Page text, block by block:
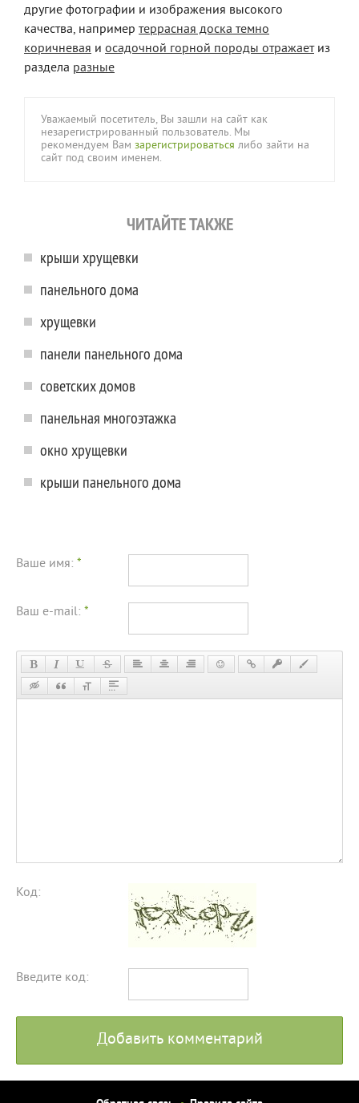
другие фотографии и изображения высокого
качества, например террасная доска темно
коричневая и осадочной горной породы отражаетиз
раздела разные
Уважаемый посетитель, Вы зашли на сайт как
незарегистрированный пользователь. Мы
рекомендуем Вам зарегистрироваться либо зайти на
сайт под своим именем.
ЧИТАЙТЕ ТАКЖЕ
крыши хрущевки
панельного дома
хрущевки
панели панельного дома
советских домов
панельная многоэтажка
окно хрущевки
крыши панельного дома
Ваше имя: *
Ваш e-mail: *
Код:
Введите код:
Добавить комментарий